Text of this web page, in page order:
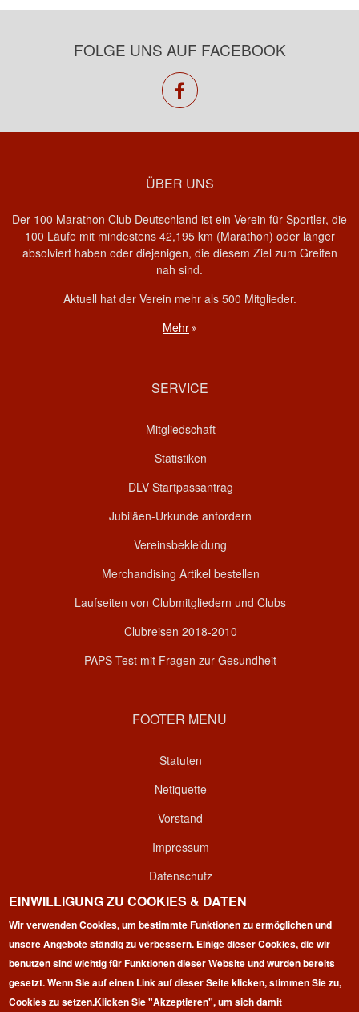
FOLGE UNS AUF FACEBOOK
facebook
ÜBER UNS
Der 100 Marathon Club Deutschland ist ein Verein für Sportler, die
100 Läufe mit mindestens 42,195 km (Marathon) oder länger
absolviert haben oder diejenigen, die diesem Ziel zum Greifen
nah sind.
Aktuell hat der Verein mehr als 500 Mitglieder.
Mehr
SERVICE
Mitgliedschaft
Statistiken
DLV Startpassantrag
Jubiläen-Urkunde anfordern
Vereinsbekleidung
Merchandising Artikel bestellen
Laufseiten von Clubmitgliedern und Clubs
Clubreisen 2018-2010
PAPS-Test mit Fragen zur Gesundheit
FOOTER MENU
Statuten
Netiquette
Vorstand
Impressum
Datenschutz
Kontakt
Login
EINWILLIGUNG ZU COOKIES & DATEN
Wir verwenden Cookies, um bestimmte Funktionen zu ermöglichen und
unsere Angebote ständig zu verbessern. Einige dieser Cookies, die wir
benutzen sind wichtig für Funktionen dieser Website und wurden bereits
gesetzt. Wenn Sie auf einen Link auf dieser Seite klicken, stimmen Sie zu,
Cookies zu setzen.Klicken Sie "Akzeptieren", um sich damit